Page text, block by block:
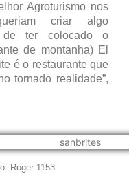
Agroturismo nos
criar algo
de ter colocado o
de montanha) El
é o restaurante que
tornado realidade”,
Roger 1153